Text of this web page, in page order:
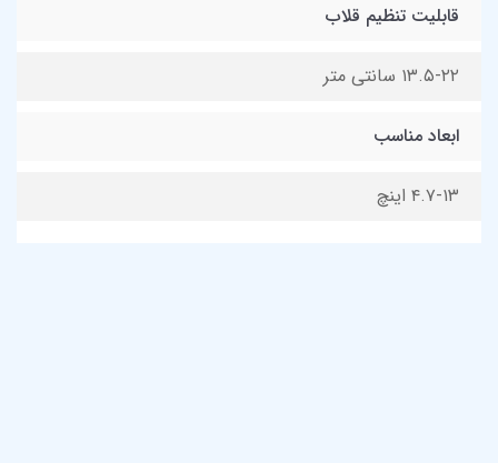
قابلیت تنظیم قلاب
۱۳.۵-۲۲ سانتی متر
ابعاد مناسب
۴.۷-۱۳ اینچ